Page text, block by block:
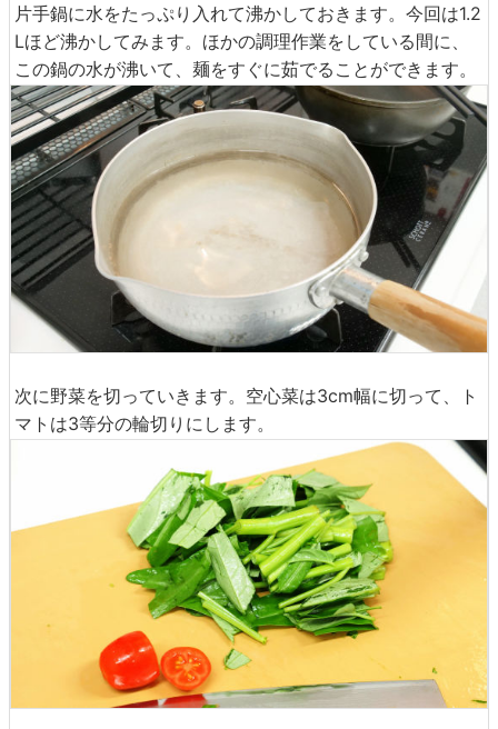
片手鍋に水をたっぷり入れて沸かしておきます。今回は1.2
Lほど沸かしてみます。ほかの調理作業をしている間に、
この鍋の水が沸いて、麺をすぐに茹でることができます。
次に野菜を切っていきます。空心菜は3cm幅に切って、ト
マトは3等分の輪切りにします。